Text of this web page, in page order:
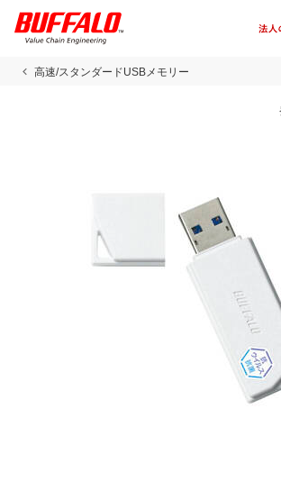
高速/スタンダードUSBメモリー